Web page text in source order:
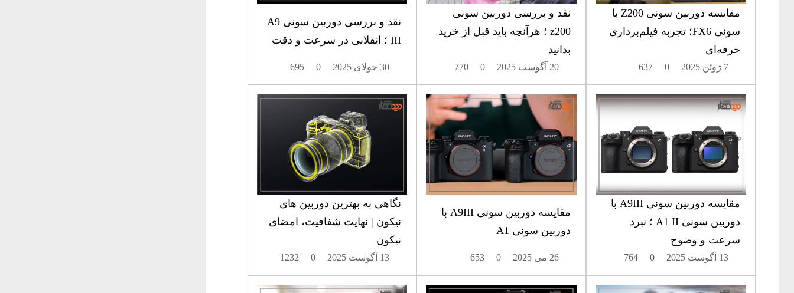
مقایسه دوربین سونی Z200 با
سونی FX6؛ تجربه فیلم‌برداری
حرفه‌ای
7 ژوئن 2025 0
637
نقد و بررسی دوربین سونی
z200 ؛ هرآنچه باید قبل از خرید
بدانید
20 آگوست 2025 0
770
نقد و بررسی دوربین سونی A9
III ؛ انقلابی در سرعت و دقت
30 جولای 2025 0
695
مقایسه دوربین سونی A9III با
دوربین سونی A1 II ؛ نبرد
سرعت و وضوح
13 آگوست 2025 0
764
مقایسه دوربین سونی A9III با
دوربین سونی A1
26 می 2025 0
653
نگاهی به بهترین دوربین های
نیکون | نهایت شفافیت، امضای
نیکون
13 آگوست 2025 0
1232